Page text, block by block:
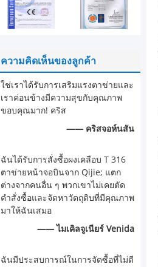
ความคิดเห็นของลูกค้า
ใช่เราได้รับการเสริมแรงตาข่ายและ
เราค่อนข้างมีความสุขกับคุณภาพ
ขอบคุณมาก! คริส
—— คริสจอห์นสัน
ฉันได้รับการสั่งซื้อผงเคลือบ T 316
ตาข่ายหน้าจอบินจาก Qijie; แตก
ต่างจากคนอื่น ๆ พวกเขาไม่เคยตัด
คำสั่งซื้อและจัดหาวัตถุดิบที่มีคุณภาพ
มาให้ฉันเสมอ
—— ไมเคิลจูเนียร์ Venida
ฉันมีประสบการณ์ในการจัดซื้อที่ไม่ดี